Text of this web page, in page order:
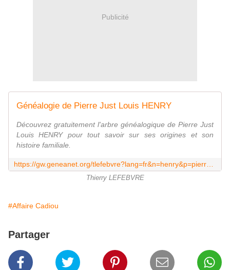
Publicité
Généalogie de Pierre Just Louis HENRY
Découvrez gratuitement l'arbre généalogique de Pierre Just
Louis HENRY pour tout savoir sur ses origines et son
histoire familiale.
Thierry LEFEBVRE
#Affaire Cadiou
Partager